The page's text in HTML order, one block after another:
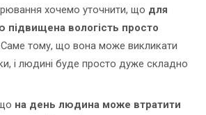
хочемо уточнити, що для
вологість просто
тому, що вона може викликати
і людині буде просто дуже складно
на день людина може втратити